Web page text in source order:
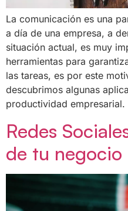
La comunicación es una
a día de una empresa, a
situación actual, es muy
herramientas para
las tareas, es por este
descubrimos algunas
productividad empresarial.
Redes
de tu negocio